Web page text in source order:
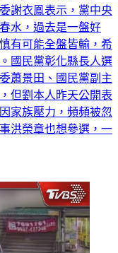
3區，肯定出了問
謝衣鳯表示，黨中央
水，過去是一盤好
有可能全盤皆輸，希
國民黨彰化縣長人選
蕭景田、國民黨副主
但劉本人昨天公開表
家族壓力，頻頻被忽
洪榮章也想參選，一